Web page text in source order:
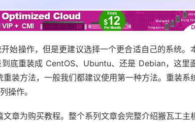
始操作，但是更建议选择一个更合适自己的系统。
底重装成 CentOS、Ubuntu、还是 Debian，这里
装方法，一般我们都建议使用第一种方法。重装系
操作。
章为购买教程。整个系列文章会完整介绍搬瓦工主